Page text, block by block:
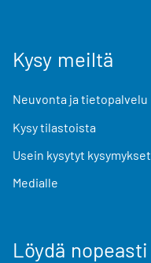
Kysy meiltä
Neuvonta ja tietopalvelu
Kysy tilastoista
Usein kysytyt kysymykset
Medialle
Löydä nopeasti